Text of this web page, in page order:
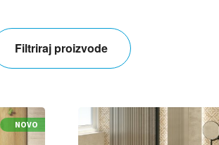
Filtriraj proizvode
NOVO